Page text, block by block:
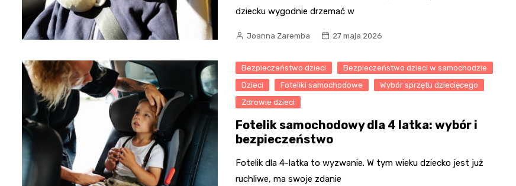
dziecku wygodnie drzemać w
Joanna Zaremba 27 maja 2026
Bezpieczeństwo dzieci
Bezpieczeństwo dzieci w samochodzie
Dzieci
Foteliki samochodowe
Wybór sprzętu dziecięcego
Zdrowie dzieci
Fotelik samochodowy dla 4 latka: wybór i
bezpieczeństwo
Fotelik dla 4-latka to wyzwanie. W tym wieku dziecko jest już
ruchliwe, ma swoje zdanie